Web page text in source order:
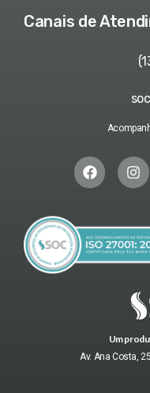
Canais de
Um
Av. Ana Costa,